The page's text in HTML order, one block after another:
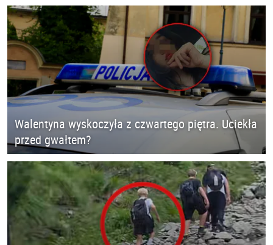
Walentyna wyskoczyła z czwartego piętra. Uciekła
przed gwałtem?